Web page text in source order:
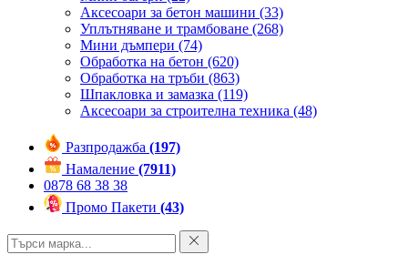
Аксесоари за бетон машини (33)
Уплътняване и трамбоване (268)
Мини дъмпери (74)
Обработка на бетон (620)
Обработка на тръби (863)
Шпакловка и замазка (119)
Аксесоари за строителна техника (48)
Разпродажба (197)
Намаление (7911)
0878 68 38 38
Промо Пакети (43)